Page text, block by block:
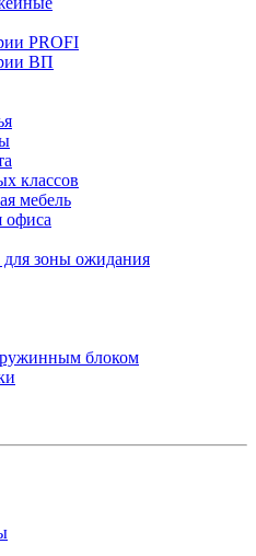
PROFI
ВП
классов
мебель
офиса
зоны ожидания
блоком